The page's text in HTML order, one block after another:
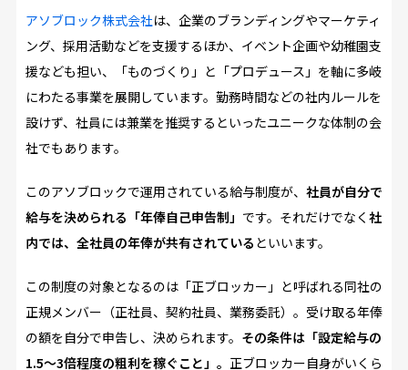
アソブロック株式会社は、企業のブランディングやマーケティ
ング、採用活動などを支援するほか、イベント企画や幼稚園支
援なども担い、「ものづくり」と「プロデュース」を軸に多岐
にわたる事業を展開しています。勤務時間などの社内ルールを
設けず、社員には兼業を推奨するといったユニークな体制の会
社でもあります。
このアソブロックで運用されている給与制度が、 社員が自分で
給与を決められる「年俸自己申告制」 です。それだけでなく 社
内では、全社員の年俸が共有されている といいます。
この制度の対象となるのは「正ブロッカー」と呼ばれる同社の
正規メンバー（正社員、契約社員、業務委託）。受け取る年俸
の額を自分で申告し、決められます。 その条件は「設定給与の
1.5～3倍程度の粗利を稼ぐこと」。 正ブロッカー自身がいくら